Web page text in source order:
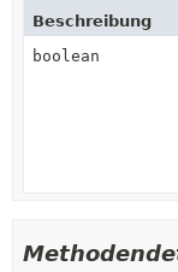
Beschreibung
boolean